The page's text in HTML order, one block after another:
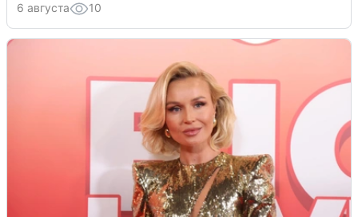
6 августа 10